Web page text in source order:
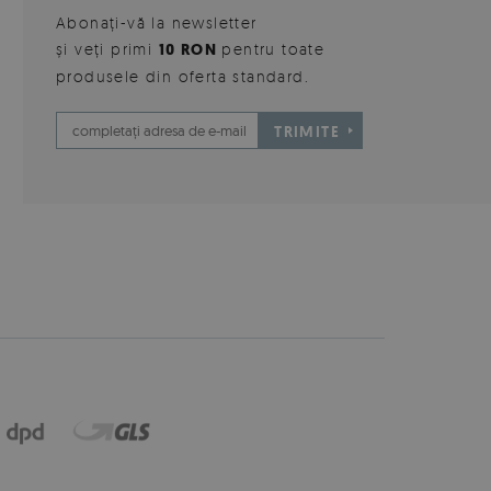
Abonați-vă la newsletter
și veți primi 10 RON pentru toate
produsele din oferta standard.
TRIMITE